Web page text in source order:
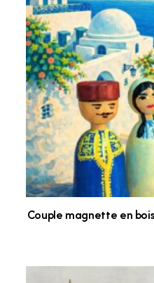
Couple magnette en